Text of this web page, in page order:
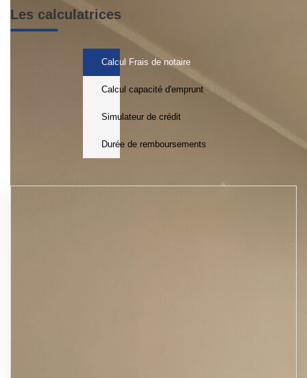
Les calculatrices
Calcul Frais de notaire
Calcul capacité d'emprunt
Simulateur de crédit
Durée de remboursements